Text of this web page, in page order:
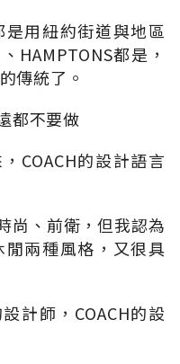
是用紐約街道與地區
HAMPTONS都是，
傳統了。
都不要做
COACH的設計語言
尚、前衛，但我認為
閒兩種風格，又很具
計師，COACH的設